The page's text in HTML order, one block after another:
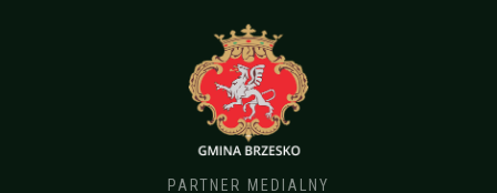
PARTNER MEDIALNY